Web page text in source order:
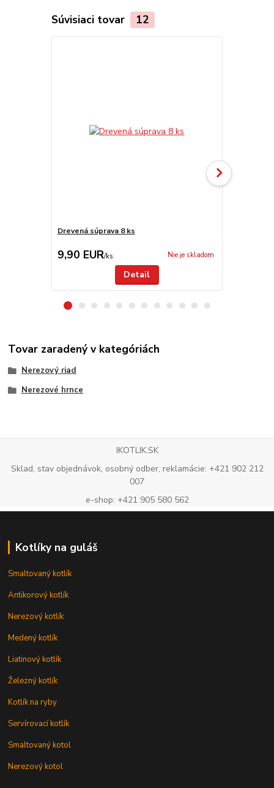
Súvisiaci tovar 12
Drevená súprava 8 ks
9,90 EUR/ks Nie je skladom
Detail
Tovar zaradený v kategóriách
Nerezový riad
Nerezové hrnce
IKOTLIK.SK
Sklad, stav objednávok, osobný odber, reklamácie: +421 902 212
007
e-shop: +421 905 580 562
Kotlíky na guláš
Smaltovaný kotlík
Antikorový kotlík
Nerezový kotlík
Medený kotlík
Liatinový kotlík
Železný kotlík
Kotlík na ryby
Servírovací kotlík
Smaltovaný kotol
Nerezový kotol